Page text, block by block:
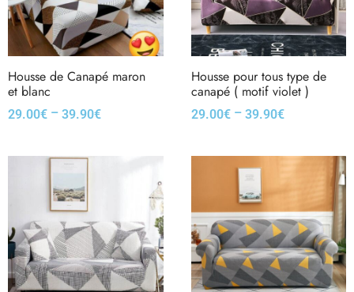
Housse de Canapé maron
et blanc
29.00€ – 39.90€
Housse pour tous type de
canapé ( motif violet )
29.00€– 39.90€